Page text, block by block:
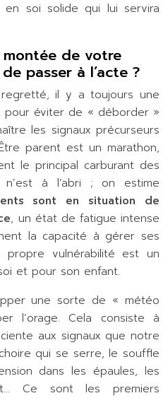
soi solide qui lui servira
montée de votre
passer à l’acte ?
il y a toujours une
pour éviter de « déborder »
les signaux précurseurs
parent est un marathon,
le principal carburant des
n’est à l’abri ; on estime
sont en situation de
, un état de fatigue intense
la capacité à gérer ses
propre vulnérabilité est un
et pour son enfant.
une sorte de « météo
l’orage. Cela consiste à
aux signaux que notre
qui se serre, le souffle
dans les épaules, les
Ce sont les premiers